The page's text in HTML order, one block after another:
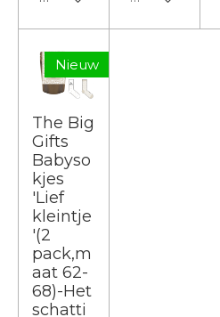
Nieuw
The Big
Gifts
Babyso
kjes
'Lief
kleintje
'(2
pack,m
aat 62-
68)-Het
schatti